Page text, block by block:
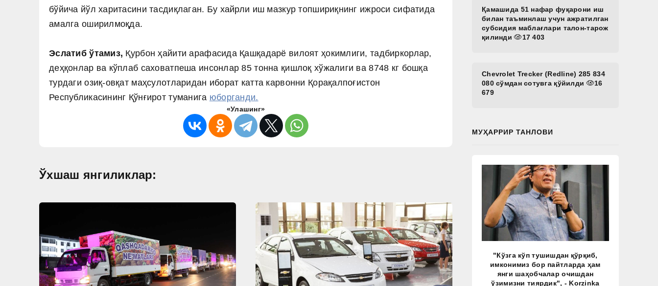
бўйича йўл харитасини тасдиқлаган. Бу хайрли иш мазкур топшириқнинг ижроси сифатида
амалга оширилмоқда.
Эслатиб ўтамиз, Қурбон ҳайити арафасида Қашқадарё вилоят ҳокимлиги, тадбиркорлар,
деҳқонлар ва кўплаб саховатпеша инсонлар 85 тонна қишлоқ хўжалиги ва 8748 кг бошқа
турдаги озиқ-овқат маҳсулотларидан иборат катта карвонни Қорақалпоғистон
Республикасининг Қўнғирот туманига юборганди.
«Улашинг»
Ўхшаш янгиликлар:
Қамашида 51 нафар фуқарони иш
билан таъминлаш учун ажратилган
субсидия маблағлари талон-тарож
қилинди
17 403
Chevrolet Trecker (Redline) 285 834
080 сўмдан сотувга қўйилди
16
679
МУҲАРРИР ТАНЛОВИ
"Кўзга кўп тушишдан қўрқиб,
имконимиз бор пайтларда ҳам
янги шаҳобчалар очишдан
ўзимизни тиярдик", - Korzinka